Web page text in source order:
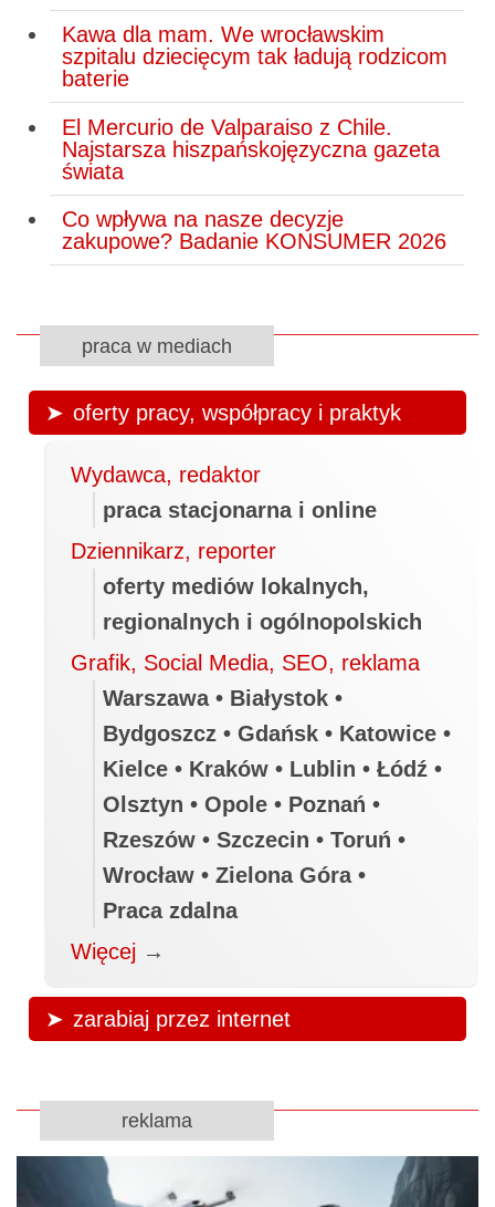
Kawa dla mam. We wrocławskim
szpitalu dziecięcym tak ładują rodzicom
baterie
El Mercurio de Valparaiso z Chile.
Najstarsza hiszpańskojęzyczna gazeta
świata
Co wpływa na nasze decyzje
zakupowe? Badanie KONSUMER 2026
praca w mediach
oferty pracy, współpracy i praktyk
Wydawca, redaktor
praca stacjonarna i online
Dziennikarz, reporter
oferty mediów lokalnych,
regionalnych i ogólnopolskich
Grafik, Social Media, SEO, reklama
Warszawa • Białystok •
Bydgoszcz • Gdańsk • Katowice •
Kielce • Kraków • Lublin • Łódź •
Olsztyn • Opole • Poznań •
Rzeszów • Szczecin • Toruń •
Wrocław • Zielona Góra •
Praca zdalna
Więcej →
zarabiaj przez internet
reklama